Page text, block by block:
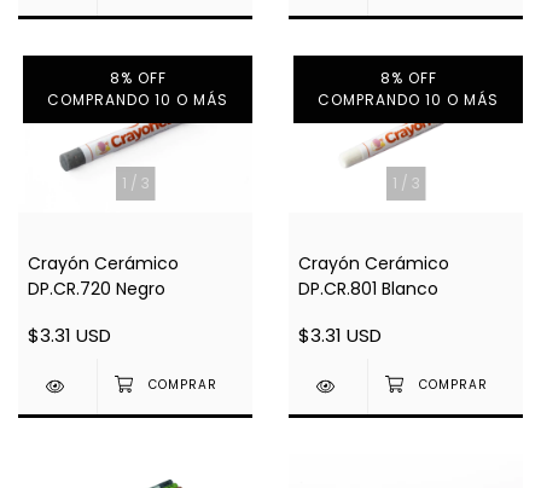
1 / 3
8% OFF
COMPRANDO 10 O MÁS
Crayón Cerámico
DP.CR.720 Negro
$3.31 USD
1 / 3
8% OFF
COMPRANDO 10 O MÁS
Crayón Cerámico
DP.CR.801 Blanco
$3.31 USD